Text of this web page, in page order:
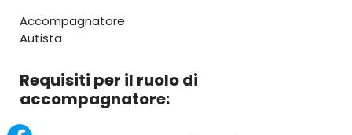
Accompagnatore
Autista
Requisiti per il ruolo di
accompagnatore: